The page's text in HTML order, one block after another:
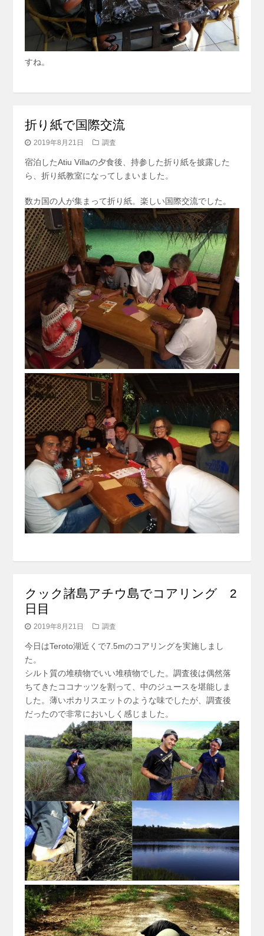
すね。
折り紙で国際交流
2019年8月21日 調査
宿泊したAtiu Villaの夕食後、持参した折り紙を披露した
ら、折り紙教室になってしまいました。
数カ国の人が集まって折り紙。楽しい国際交流でした。
クック諸島アチウ島でコアリング 2
日目
2019年8月21日 調査
今日はTeroto湖近くで7.5mのコアリングを実施しまし
た。
シルト質の堆積物でいい堆積物でした。調査後は偶然落
ちてきたココナッツを割って、中のジュースを堪能しま
した。薄いポカリスエットのような味でしたが、調査後
だったので非常においしく感じました。